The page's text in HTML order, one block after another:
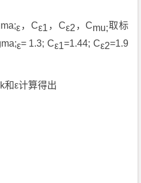
ε，Cε1 ，Cε2 ，Cmu;取标
ε= 1.3; Cε1=1.44; Cε2=1.9
和ε计算得出